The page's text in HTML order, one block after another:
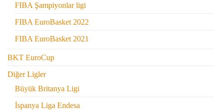
FIBA Şampiyonlar ligi
FIBA EuroBasket 2022
FIBA EuroBasket 2021
BKT EuroCup
Diğer Ligler
Büyük Britanya Ligi
İspanya Liga Endesa